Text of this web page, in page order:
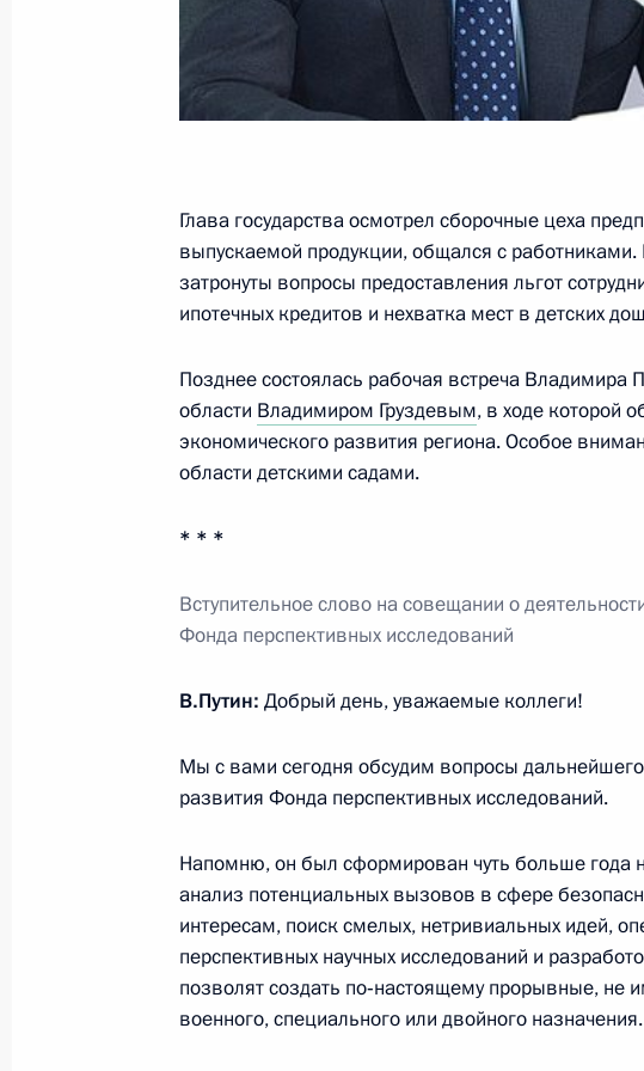
Указ о праздновании в 2020 году 500-летия
10 ноября 2016 года, 14:00
Поездка в Тульскую область
8 сентября 2016 года
Встреча с представителями общественности
8 сентября 2016 года, 18:40
Посещение Тульского суворовского военного
в производстве высокотехнологичной
8 сентября 2016 года, 15:50
8 сентября состоится рабочая поездка
в Тульскую область
7 сентября 2016 года, 15:00
Глава государства осмотрел сборочные цеха
выпускаемой продукции, общался с
затронуты вопросы предоставления льгот
ипотечных кредитов и нехватка мест в детских
Позднее состоялась рабочая встреча Владимира
области Владимиром Груздевым, в ходе которой
экономического развития региона. Особое
области детскими садами.
* * *
Вступительное слово на совещании о
Фонда перспективных исследований
В.Путин: Добрый день, уважаемые коллеги!
Мы с вами сегодня обсудим вопросы дальнейшего
развития Фонда перспективных исследований.
Напомню, он был сформирован чуть больше года
анализ потенциальных вызовов в сфере
интересам, поиск смелых, нетривиальных идей,
перспективных научных исследований и
позволят создать по‑настоящему прорывные, не
военного, специального или двойного назначения.